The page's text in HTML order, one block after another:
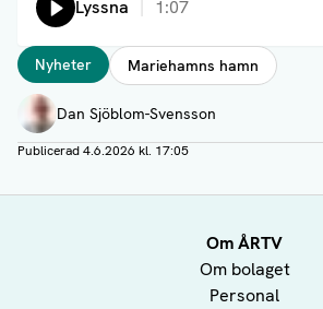
Lyssna 1:07
Taggar
Nyheter Mariehamns hamn
Författare
Dan Sjöblom-Svensson
Visa profil
Publicerad4.6.2026 kl. 17:05
Om ÅRTV
Om bolaget
Personal